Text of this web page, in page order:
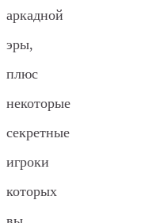
аркадной
эры,
плюс
некоторые
секретные
игроки
которых